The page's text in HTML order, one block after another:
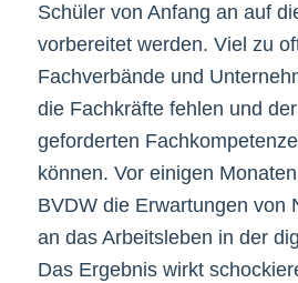
Schüler von Anfang an auf
vorbereitet werden. Viel zu
Fachverbände und
die Fachkräfte fehlen und
geforderten
können. Vor einigen Monaten
BVDW die Erwartungen von
an das Arbeitsleben in der
Das Ergebnis wirkt